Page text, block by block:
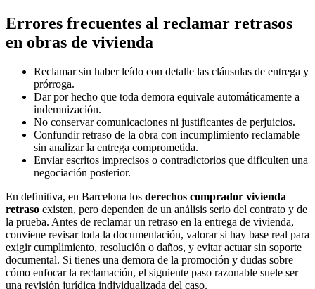
Errores frecuentes al reclamar retrasos
en obras de vivienda
Reclamar sin haber leído con detalle las cláusulas de entrega y
prórroga.
Dar por hecho que toda demora equivale automáticamente a
indemnización.
No conservar comunicaciones ni justificantes de perjuicios.
Confundir retraso de la obra con incumplimiento reclamable
sin analizar la entrega comprometida.
Enviar escritos imprecisos o contradictorios que dificulten una
negociación posterior.
En definitiva, en Barcelona los derechos comprador vivienda
retraso existen, pero dependen de un análisis serio del contrato y de
la prueba. Antes de reclamar un retraso en la entrega de vivienda,
conviene revisar toda la documentación, valorar si hay base real para
exigir cumplimiento, resolución o daños, y evitar actuar sin soporte
documental. Si tienes una demora de la promoción y dudas sobre
cómo enfocar la reclamación, el siguiente paso razonable suele ser
una revisión jurídica individualizada del caso.